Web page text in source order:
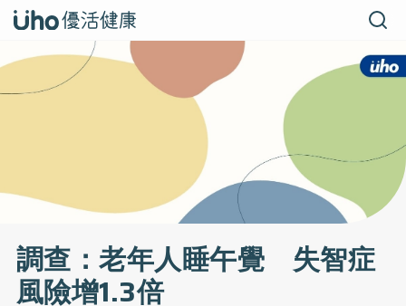
調查：老年人睡午覺 失智症
風險增1.3倍